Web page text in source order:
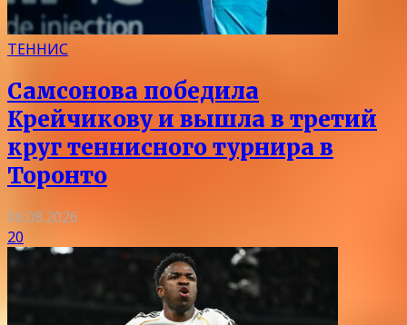
ТЕННИС
Самсонова победила
Крейчикову и вышла в третий
круг теннисного турнира в
Торонто
06.08.2026
20